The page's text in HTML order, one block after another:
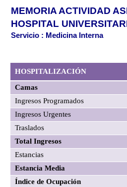
MEMORIA ACTIVIDAD
HOSPITAL
Servicio : Medicina Interna
HOSPITALIZACIÓN
Camas
Ingresos Programados
Ingresos Urgentes
Traslados
Total Ingresos
Estancias
Estancia Media
Índice de Ocupación